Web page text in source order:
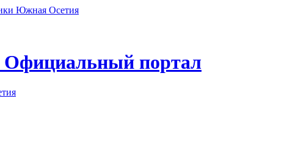
Официальный портал